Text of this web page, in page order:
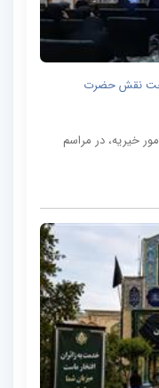
نقش حضرت
خیریه، در مراسم